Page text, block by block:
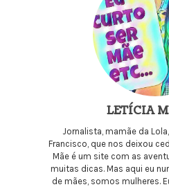
LETÍCIA
Jornalista, mamãe da
Francisco, que nos deixou
Mãe é um site com as
muitas dicas. Mas aqui eu
de mães, somos mulheres.